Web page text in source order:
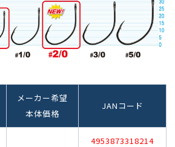
メーカー希望
本体価格
JANコード
4953873318214